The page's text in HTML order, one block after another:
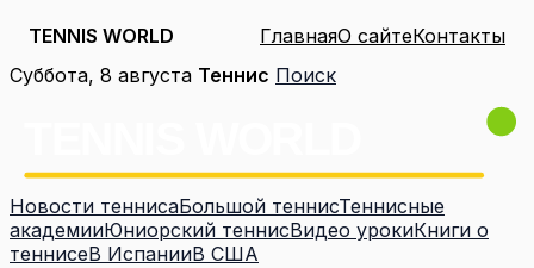
TENNIS WORLD ГлавнаяО сайтеКонтакты
Перейти
Суббота, 8 августа Теннис Поиск
Новости теннисаБольшой теннисТеннисные
академииЮниорский теннисВидео урокиКниги о
теннисеВ ИспанииВ США